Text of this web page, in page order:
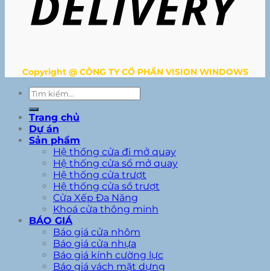
Copyright @ CÔNG TY CỔ PHẦN VISION WINDOWS
Tìm
kiếm:
Trang chủ
Dự án
Sản phẩm
Hệ thống cửa đi mở quay
Hệ thống cửa sổ mở quay
Hệ thống cửa trượt
Hệ thống cửa sổ trượt
Cửa Xếp Đa Năng
Khoá cửa thông minh
BÁO GIÁ
Báo giá cửa nhôm
Báo giá cửa nhựa
Báo giá kính cường lực
Báo giá vách mặt dựng